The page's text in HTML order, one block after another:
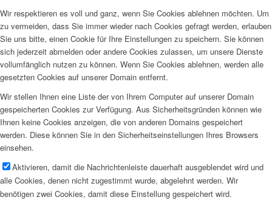
Wir respektieren es voll und ganz, wenn Sie Cookies ablehnen möchten. Um
zu vermeiden, dass Sie immer wieder nach Cookies gefragt werden, erlauben
Sie uns bitte, einen Cookie für Ihre Einstellungen zu speichern. Sie können
sich jederzeit abmelden oder andere Cookies zulassen, um unsere Dienste
vollumfänglich nutzen zu können. Wenn Sie Cookies ablehnen, werden alle
gesetzten Cookies auf unserer Domain entfernt.
Wir stellen Ihnen eine Liste der von Ihrem Computer auf unserer Domain
gespeicherten Cookies zur Verfügung. Aus Sicherheitsgründen können wie
Ihnen keine Cookies anzeigen, die von anderen Domains gespeichert
werden. Diese können Sie in den Sicherheitseinstellungen Ihres Browsers
einsehen.
Aktivieren, damit die Nachrichtenleiste dauerhaft ausgeblendet wird und
alle Cookies, denen nicht zugestimmt wurde, abgelehnt werden. Wir
benötigen zwei Cookies, damit diese Einstellung gespeichert wird.